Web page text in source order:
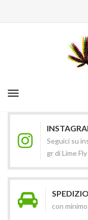
menu
Seguici su
gr di Lime
con